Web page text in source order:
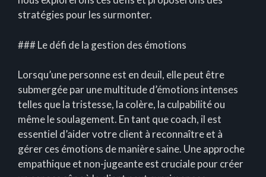
stratégies pour les surmonter.
### Le défi de la gestion des émotions
Lorsqu’une personne est en deuil, elle peut être
submergée par une multitude d’émotions intenses
telles que la tristesse, la colère, la culpabilité ou
même le soulagement. En tant que coach, il est
essentiel d’aider votre client à reconnaître et à
gérer ces émotions de manière saine. Une approche
empathique et non-jugeante est cruciale pour créer